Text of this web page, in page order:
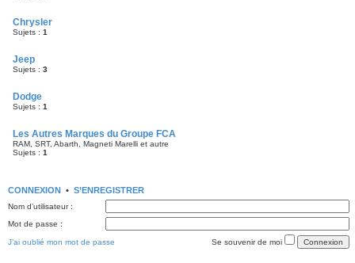
Chrysler
Sujets : 1
Jeep
Sujets : 3
Dodge
Sujets : 1
Les Autres Marques du Groupe FCA
RAM, SRT, Abarth, Magneti Marelli et autre
Sujets : 1
CONNEXION • S’ENREGISTRER
Nom d’utilisateur :
Mot de passe :
J’ai oublié mon mot de passe Se souvenir de moi